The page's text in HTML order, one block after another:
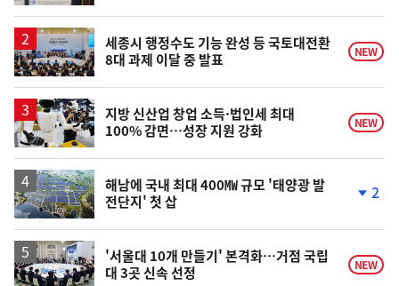
일
세종시 행정수도 기능 완성 등 국토대전환
8대 과제 이달 중 발표
NEW
지방 신산업 창업 소득·법인세 최대
100% 감면…성장 지원 강화
NEW
해남에 국내 최대 400㎿ 규모 '태양광 발
전단지' 첫 삽
락
2
'서울대 10개 만들기' 본격화…거점 국립
대 3곳 신속 선정
NEW